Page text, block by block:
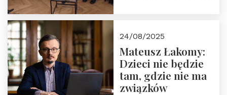
24/08/2025
Mateusz Łakomy:
Dzieci nie będzie
tam, gdzie nie ma
związków